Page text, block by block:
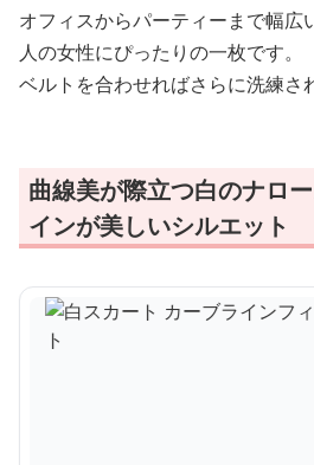
オフィスからパーティーまで幅広
人の女性にぴったりの一枚です。
ベルトを合わせればさらに洗練さ
曲線美が際立つ白のナロ
インが美しいシルエット